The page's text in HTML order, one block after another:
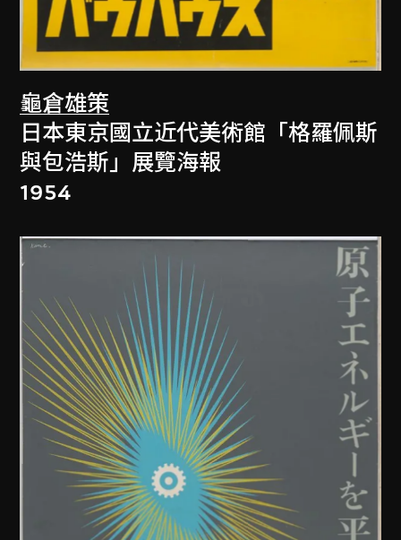
龜倉雄策
日本東京國立近代美術館「格羅佩斯
與包浩斯」展覽海報
1954